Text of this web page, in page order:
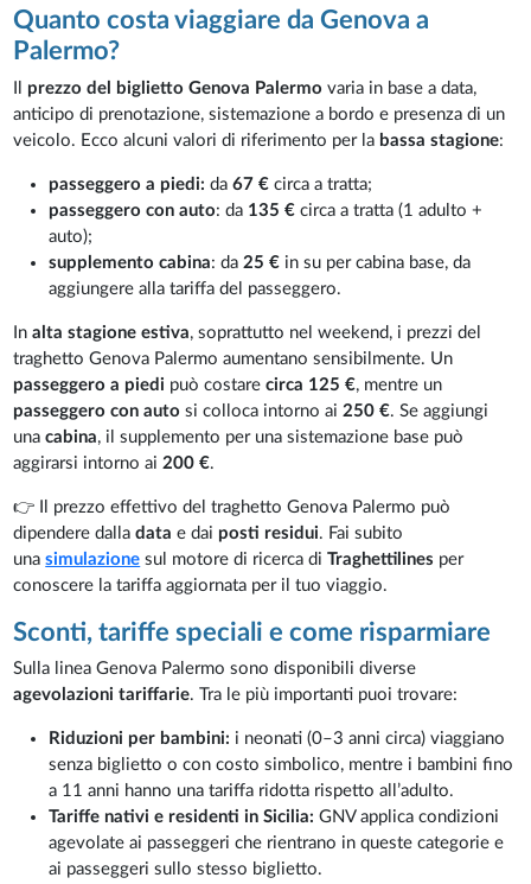
Quanto costa viaggiare da Genova a
Palermo?
prezzo del biglietto Genova Palermo varia in base a data,
anticipo di prenotazione, sistemazione a bordo e presenza di un
veicolo. Ecco alcuni valori di riferimento per la bassa stagione:
passeggero a piedi:da67 € circa a tratta;
passeggero con auto: da 135 € circa a tratta (1 adulto +
auto);
supplemento cabina: da 25 € in su per cabina base, da
aggiungere alla tariffa del passeggero.
Inalta stagione estiva, soprattutto nel weekend, i prezzi del
traghetto Genova Palermo aumentano sensibilmente. Un
passeggero a piedi può costarecirca 125 €, mentre un
passeggero con auto si colloca intorno ai 250 €. Se aggiungi
unacabina, il supplemento per una sistemazione base può
aggirarsi intorno ai 200 €.
👉 Il prezzo effettivo del traghetto Genova Palermo può
dipendere dalladata e dai posti residui. Fai subito
unasimulazione sul motore di ricerca diTraghettilines per
conoscere la tariffa aggiornata per il tuo viaggio.
Sconti, tariffe speciali e come risparmiare
Sulla linea Genova Palermo sono disponibili diverse
agevolazioni tariffarie. Tra le più importanti puoi trovare:
Riduzioni per bambini: i neonati (0–3 anni circa) viaggiano
senza biglietto o con costo simbolico, mentre i bambini fino
a 11 anni hanno una tariffa ridotta rispetto all’adulto.
Tariffe nativi e residenti in Sicilia: GNV applica condizioni
agevolate ai passeggeri che rientrano in queste categorie e
ai passeggeri sullo stesso biglietto.